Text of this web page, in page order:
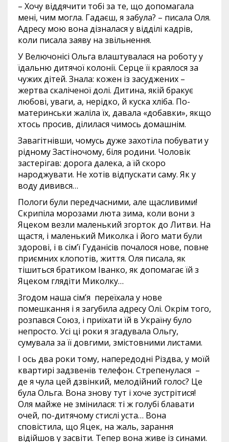
– Хочу віддячити тобі за те, що допомагала
мені, чим могла. Гадаєш, я забула? – писала Оля.
Адресу мою вона дізналася у відділі кадрів,
коли писала заяву на звільнення.
У Велючонісі Ольга влаштувалася на роботу у
їдальню дитячої колонії. Серце її краялося за
чужих дітей. Знала: кожен із засуджених –
жертва скаліченої долі. Дитина, якій бракує
любові, уваги, а, нерідко, й куска хліба. По-
материнськи жаліла їх, давала «добавки», якщо
хтось просив, ділилася чимось домашнім.
Завагітнівши, чомусь дуже захотіла побувати у
рідному Застіночому, біля родини. Чоловік
застерігав: дорога далека, а їй скоро
народжувати. Не хотів відпускати саму. Як у
воду дивився…
Пологи були передчасними, але щасливими!
Скрипіла морозами люта зима, коли вони з
Яцеком везли маленький згорток до Литви. На
щастя, і маленький Миколка і його мати були
здорові, і в сім’ї Гуданісів почалося нове, повне
приємних клопотів, життя. Оля писала, як
тішиться братиком Іванко, як допомагає їй з
Яцеком глядіти Миколку…
Згодом наша сім’я переїхала у нове
помешкання і я загубила адресу Олі. Окрім того,
розпався Союз, і приїхати їй в Україну було
непросто. Усі ці роки я згадувала Ольгу,
сумувала за її довгими, змістовними листами.
І ось два роки тому, напередодні Різдва, у моїй
квартирі задзвенів телефон. Стрепенулася –
де я чула цей дзвінкий, мелодійний голос? Це
була Ольга. Вона знову тут і хоче зустрітися!
Оля майже не змінилася: ті ж голубі блавати
очей, по-дитячому стислі уста… Вона
сповістила, що Яцек, на жаль, зарання
відійшов у засвіти. Тепер вона живе із синами.